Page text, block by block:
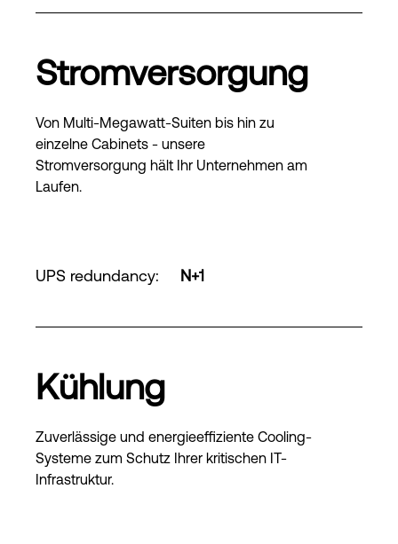
Stromversorgung
Von Multi-Megawatt-Suiten bis hin zu
einzelne Cabinets - unsere
Stromversorgung hält Ihr Unternehmen am
Laufen.
UPS redundancy: N+1
Kühlung
Zuverlässige und energieeffiziente Cooling-
Systeme zum Schutz Ihrer kritischen IT-
Infrastruktur.